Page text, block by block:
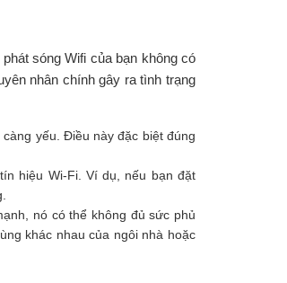
sóng Wifi của bạn không có
nhân chính gây ra tình trạng
yếu. Điều này đặc biệt đúng
hiệu Wi-Fi. Ví dụ, nếu bạn đặt
nó có thể không đủ sức phủ
khác nhau của ngôi nhà hoặc